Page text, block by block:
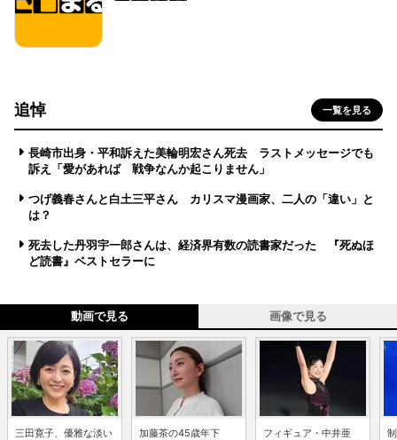
追悼 一覧を見る
長崎市出身・平和訴えた美輪明宏さん死去 ラストメッセージでも
訴え「愛があれば 戦争なんか起こりません」
つげ義春さんと白土三平さん カリスマ漫画家、二人の「違い」と
は？
死去した丹羽宇一郎さんは、経済界有数の読書家だった 『死ぬほ
ど読書』ベストセラーに
動画で見る 画像で見る
三田寛子、優雅な淡い
加藤茶の45歳年下
フィギュア・中井亜